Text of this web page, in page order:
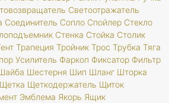
Светоотражатель
Соединитель Сопло Спойлер Стекло
Стенка Стойка Столик
Трапеция Тройник Трос Трубка Тяга
Усилитель Фаркоп Фиксатор Фильтр
Шестерня Шип Шланг Шторка
Щетка Щеткодержатель Щиток
Эмблема Якорь Ящик